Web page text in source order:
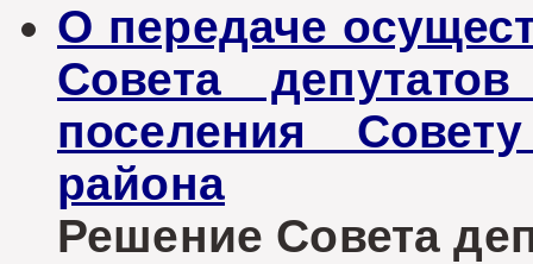
О передаче
Совета
поселения
района
Решение Совета